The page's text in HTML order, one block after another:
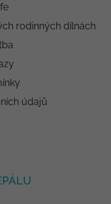
rodinných dílnách
údajů